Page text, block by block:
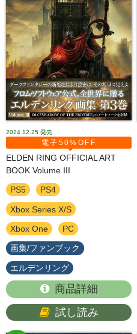
2024.12.25 発売
電子50%OFF
ELDEN RING OFFICIAL ART
BOOK Volume III
PS5 PS4
Xbox Series X/S
Xbox One PC
画集/ファンブック
エルデンリング
商品詳細
試し読み